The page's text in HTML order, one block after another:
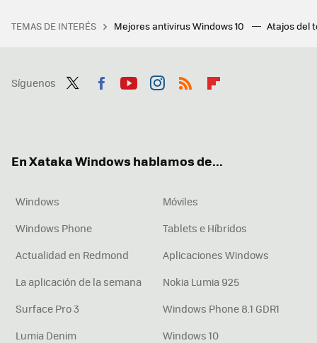
TEMAS DE INTERÉS Mejores antivirus Windows 10 Atajos del
Síguenos
En Xataka Windows hablamos de...
Windows
Móviles
Windows Phone
Tablets e Híbridos
Actualidad en Redmond
Aplicaciones Windows
La aplicación de la semana
Nokia Lumia 925
Surface Pro 3
Windows Phone 8.1 GDR1
Lumia Denim
Windows 10